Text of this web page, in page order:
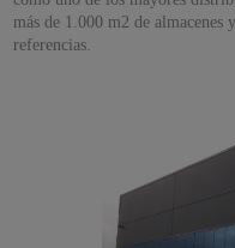
más de 1.000 m2 de almacenes
referencias.